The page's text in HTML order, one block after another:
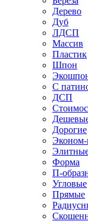
Дерево
Дуб
ЛДСП
Массив
Пластик
Шпон
С
ДСП
Дорогие
Эконом-
Форма
П-
Угловые
Прямые